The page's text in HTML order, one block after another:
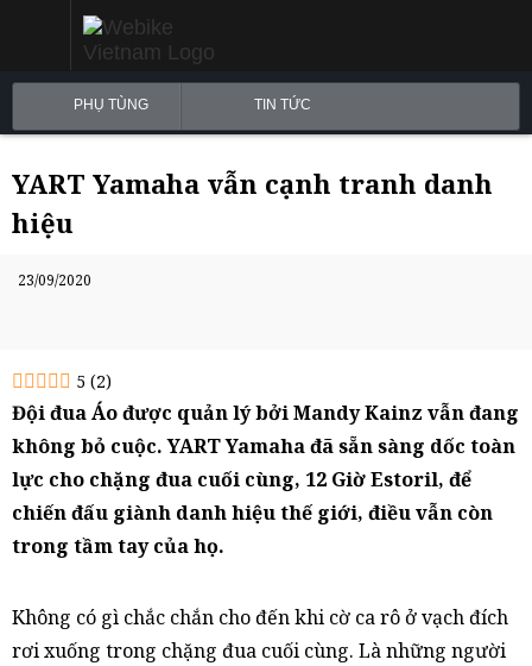
PHỤ TÙNG TIN TỨC
YART Yamaha vẫn cạnh tranh danh
hiệu
23/09/2020
5 (2)
Đội đua Áo được quản lý bởi Mandy Kainz vẫn đang
không bỏ cuộc. YART Yamaha đã sẵn sàng dốc toàn
lực cho chặng đua cuối cùng, 12 Giờ Estoril, để
chiến đấu giành danh hiệu thế giới, điều vẫn còn
trong tầm tay của họ.
Không có gì chắc chắn cho đến khi cờ ca rô ở vạch đích
rơi xuống trong chặng đua cuối cùng. Là những người